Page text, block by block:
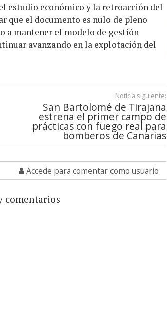
estudio económico y la retroacción del
el documento es nulo de pleno
a mantener el modelo de gestión
avanzando en la explotación del
Noticia siguiente:
San Bartolomé de Tirajana
estrena el primer campo de
prácticas con fuego real para
bomberos de Canarias
Accede para comentar como usuario
comentarios